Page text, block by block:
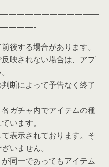
後する場合があります。
映されない場合は、アプ
断によって予告なく終了
ガチャ内でアイテムの種
います。
表示されております。そ
いません。
同一であってもアイテム